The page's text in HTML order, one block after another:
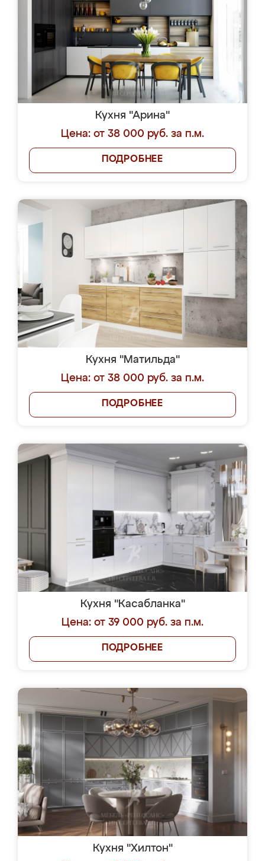
Кухня "Арина"
Цена: от 38 000 руб. за п.м.
ПОДРОБНЕЕ
Кухня "Матильда"
Цена: от 38 000 руб. за п.м.
ПОДРОБНЕЕ
Кухня "Касабланка"
Цена: от 39 000 руб. за п.м.
ПОДРОБНЕЕ
Кухня "Хилтон"